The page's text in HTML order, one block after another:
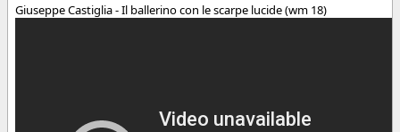
Giuseppe Castiglia - Il ballerino con le scarpe lucide (wm 18)